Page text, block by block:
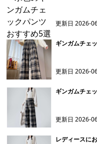
更新日2026-
ギンガムチェ
更新日2026-
ギンガムチェ
更新日2026-
レディースに